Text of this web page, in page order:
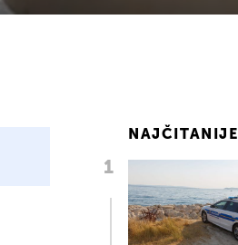
NAJČITANIJE